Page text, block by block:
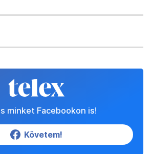
minket Facebookon is!
Követem!